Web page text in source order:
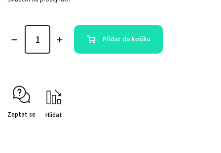
Přidat do košíku
Zeptat se Hlídat